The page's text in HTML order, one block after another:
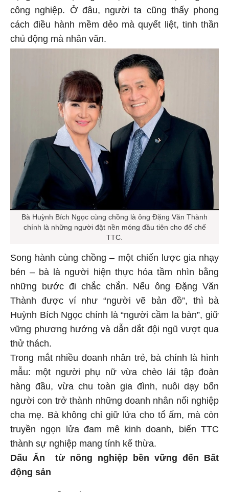
công nghiệp. Ở đâu, người ta cũng thấy phong
cách điều hành mềm dẻo mà quyết liệt, tinh thần
chủ động mà nhân văn.
Bà Huỳnh Bích Ngọc cùng chồng là ông Đặng Văn Thành
chính là những người đặt nền móng đầu tiên cho đế chế
TTC.
Song hành cùng chồng – một chiến lược gia nhạy
bén – bà là người hiện thực hóa tầm nhìn bằng
những bước đi chắc chắn. Nếu ông Đặng Văn
Thành được ví như “người vẽ bản đồ”, thì bà
Huỳnh Bích Ngọc chính là “người cầm la bàn”, giữ
vững phương hướng và dẫn dắt đội ngũ vượt qua
thử thách.
Trong mắt nhiều doanh nhân trẻ, bà chính là hình
mẫu: một người phụ nữ vừa chèo lái tập đoàn
hàng đầu, vừa chu toàn gia đình, nuôi dạy bốn
người con trở thành những doanh nhân nối nghiệp
cha mẹ. Bà không chỉ giữ lửa cho tổ ấm, mà còn
truyền ngọn lửa đam mê kinh doanh, biến TTC
thành sự nghiệp mang tính kế thừa.
Dấu Ấn từ nông nghiệp bền vững đến Bất
động sản